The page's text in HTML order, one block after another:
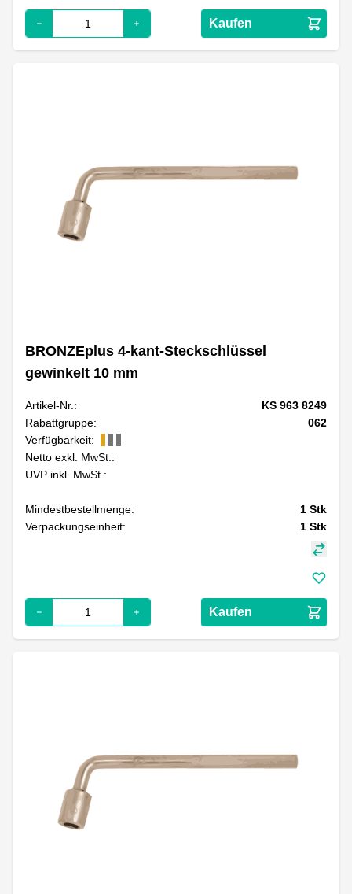
Kaufen
BRONZEplus 4-kant-Steckschlüssel
gewinkelt 10 mm
Artikel-Nr.:
KS 963 8249
Rabattgruppe:
062
Verfügbarkeit:
Netto exkl. MwSt.:
UVP inkl. MwSt.:
Mindestbestellmenge: 1 Stk
Verpackungseinheit:
1 Stk
Kaufen